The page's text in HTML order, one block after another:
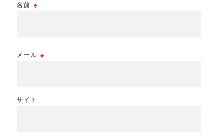
名前 ※
メール ※
サイト